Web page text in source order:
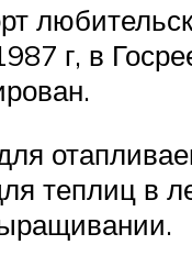
г, в
теплиц в